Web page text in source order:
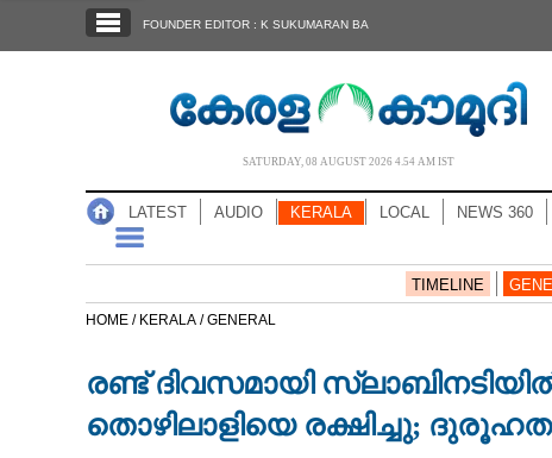
NOTIFIED NEWS
NEWS 360
FOUNDER EDITOR : K SUKUMARAN BA
SATURDAY, 08 AUGUST 2026 4.54 AM IST
LATEST AUDIO KERALA LOCAL NEWS 360
TIMELINE
HOME / KERALA /GENERAL
രണ്ട് ദിവസമായി
തൊഴിലാളിയെ രക്ഷിച്ചു;